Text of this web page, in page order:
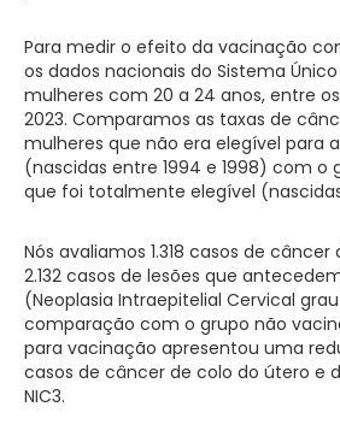
Para medir o efeito da vacinação
os dados nacionais do Sistema
mulheres com 20 a 24 anos, entre
2023. Comparamos as taxas de
mulheres que não era elegível para
(nascidas entre 1994 e 1998) com o
que foi totalmente elegível
Nós avaliamos 1.318 casos de
2.132 casos de lesões que
(Neoplasia Intraepitelial Cervical grau
comparação com o grupo não
para vacinação apresentou uma
casos de câncer de colo do útero e
NIC3.